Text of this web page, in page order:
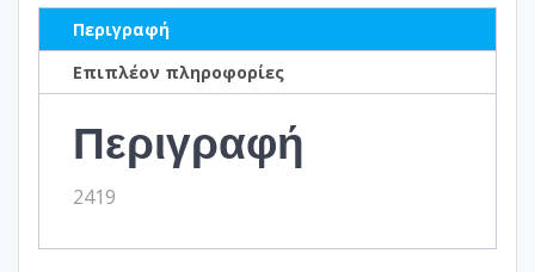
Περιγραφή
Επιπλέον πληροφορίες
Περιγραφή
2419